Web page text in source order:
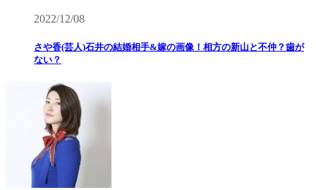
2022/12/08
さや香(芸人)石井の結婚相手&嫁の画像！相方の新山と不仲？歯が
ない？